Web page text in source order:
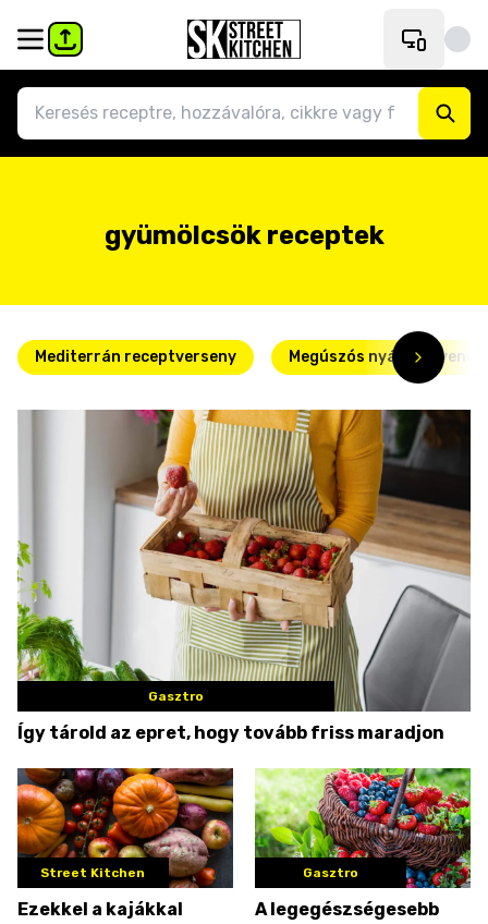
gyümölcsök receptek
Mediterrán receptverseny Megúszós nyári
Gasztro
Így tárold az epret, hogy tovább friss maradjon
Street Kitchen
Ezekkel a kajákkal
Gasztro
A legegészségesebb